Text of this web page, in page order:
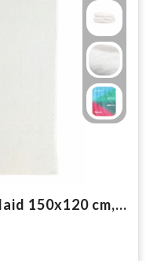
Sherpa sublimatie fleeceplaid 150x120 cm, 450 gr/m²